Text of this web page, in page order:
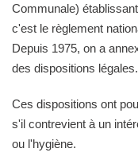
Communale)
c'est le règlement
Depuis 1975, on a
des dispositions légales.
Ces dispositions ont
s'il contrevient à un
ou l'hygiène.